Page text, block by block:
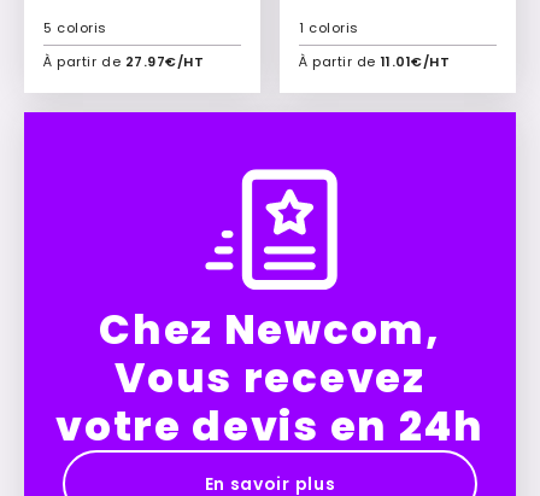
À partir de 27.97€/HT
5 coloris
Ajouter à mon devis
À partir de 11.01€/HT
1 coloris
Ajouter à mon devis
Chez Newcom,
Vous recevez
votre devis en 24h
En savoir plus